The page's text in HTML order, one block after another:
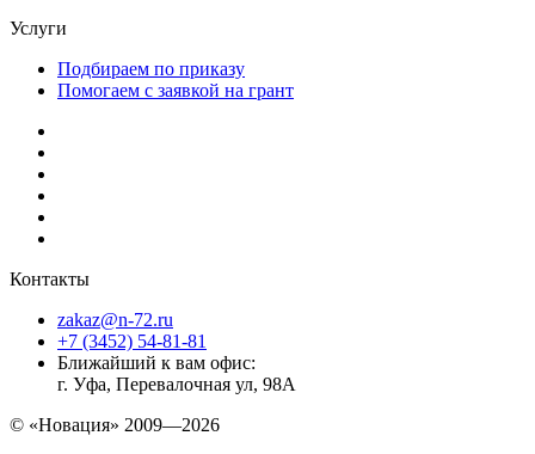
Услуги
Подбираем по приказу
Помогаем с заявкой на грант
Контакты
zakaz@n-72.ru
+7 (3452) 54-81-81
Ближайший к вам офис:
г. Уфа, Перевалочная ул, 98А
© «Новация» 2009—2026